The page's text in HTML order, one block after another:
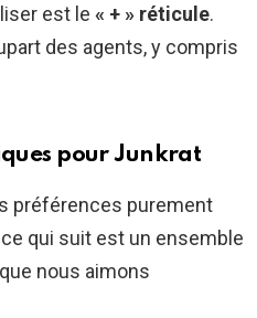
est le « + » réticule.
des agents, y compris
pour Junkrat
préférences purement
qui suit est un ensemble
nous aimons